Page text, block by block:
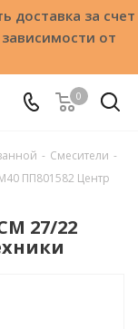
доставка за счет
от
0
- Смесители -
ПП801582 Центр
27/22